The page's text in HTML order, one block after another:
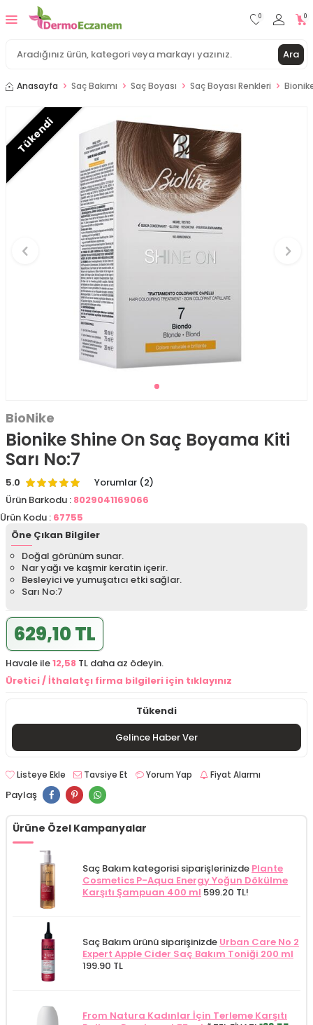
Ara
0 0
Anasayfa Saç Bakımı Saç Boyası Saç Boyası Renkleri
Tükendi
BioNike
Bionike Shine On Saç Boyama Kiti
Sarı No:7
5.0
Yorumlar (2)
Ürün Barkodu : 8029041169066
Ürün Kodu : 67755
Öne Çıkan Bilgiler
Doğal görünüm sunar.
Nar yağı ve kaşmir keratin içerir.
Besleyici ve yumuşatıcı etki sağlar.
Sarı No:7
629,10 TL
Havale ile12,58 TL daha az ödeyin.
Üretici / İthalatçı firma bilgileri için tıklayınız
Tükendi
Gelince Haber Ver
Listeye Ekle Tavsiye Et Yorum Yap Fiyat Alarmı
Paylaş
Ürüne Özel Kampanyalar
Saç Bakım kategorisi siparişlerinizde Plante
Cosmetics P-Aqua Energy Yoğun Dökülme
Karşıtı Şampuan 400 ml 599.20 TL!
Saç Bakım ürünü siparişinizde Urban Care No 2
Expert Apple Cider Saç Bakım Toniği 200 ml
199.90 TL
From Natura Kadınlar İçin Terleme Karşıtı